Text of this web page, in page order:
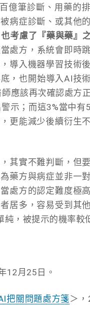
億筆診斷、用藥的
病症診斷、或其他
考慮了『藥與藥』
處方，系統會即時
導入機器學習技術
，也開始導入AI技
應該再次確認處方
示；而這3%當中有5
更能減少後續衍生
其實不難判斷，但
藥方與病症並非一
處方的認定難度極
居多，容易受到其
，被提示的機率較
12月25日。
把關問題處方箋＞